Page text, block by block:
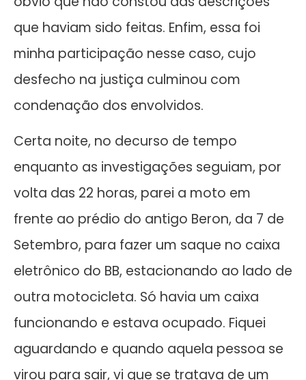
que haviam sido feitas. Enfim, essa foi
minha participação nesse caso, cujo
desfecho na justiça culminou com
condenação dos envolvidos.
Certa noite, no decurso de tempo
enquanto as investigações seguiam, por
volta das 22 horas, parei a moto em
frente ao prédio do antigo Beron, da 7 de
Setembro, para fazer um saque no caixa
eletrônico do BB, estacionando ao lado de
outra motocicleta. Só havia um caixa
funcionando e estava ocupado. Fiquei
aguardando e quando aquela pessoa se
virou para sair, vi que se tratava de um